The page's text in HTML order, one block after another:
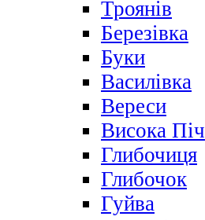
Троянів
Березівка
Буки
Василівка
Вереси
Висока Піч
Глибочиця
Глибочок
Гуйва